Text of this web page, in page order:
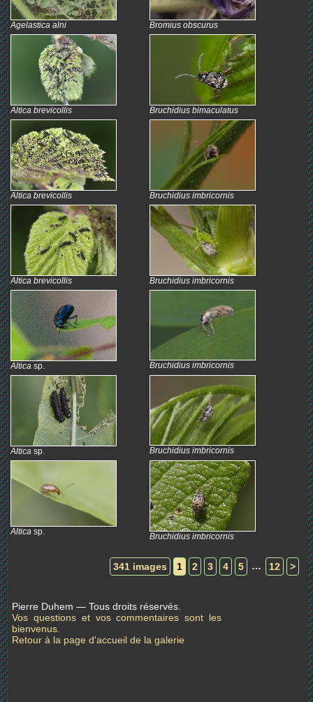
Agelastica alni
Altica brevicollis
Altica brevicollis
Altica brevicollis
Altica sp.
Altica sp.
Altica sp.
Bromius obscurus
Bruchidius bimaculatus
Bruchidius imbricornis
Bruchidius imbricornis
Bruchidius imbricornis
Bruchidius imbricornis
Bruchidius imbricornis
341 images 1 2 3 4 5 … 12 >
Pierre Duhem — Tous droits réservés.
Vos questions et vos commentaires sont les
bienvenus.
Retour à la page d'accueil de la galerie